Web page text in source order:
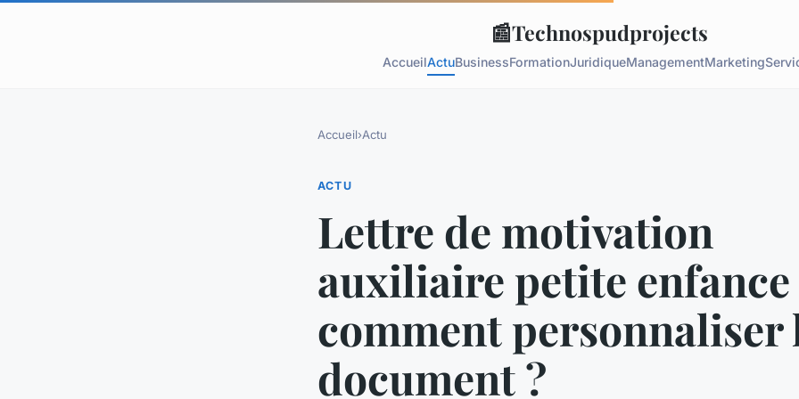
📰Technospudprojects
AccueilActuBusinessFormationJuridiqueManagementMarketing
Accueil›Actu
ACTU
Lettre de motivation
auxiliaire petite enfance
comment personnaliser
document ?